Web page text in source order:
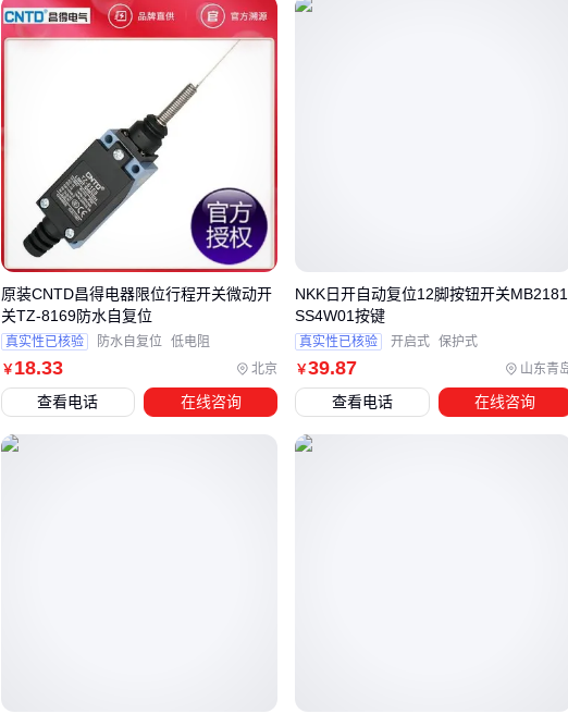
当6k7g电子管库存不足或应用场景存在特殊需求时，合理选择
替代型号能有效降低采购风险。关键在于理解不同后缀型号的
6k7m通常具有更宽的工作温度范围，适合环境温度波动较大
的工业设备
6k7gt在音频放大电路中表现更稳定，但需要配套更高精度的
稳压电路
12ax7系列虽然参数差异明显，但在某些前级放大场景中可
选择替代型号时需要特别注意管脚定义和供电电压的兼容性。
部分6k7系列子型号虽然外形相似，但内部栅极结构差异可能
致在高压电路中工作不稳定。建议先对照原设备电路图确认关
键参数匹配度，再考虑物理尺寸和散热要求的适配。
￥ 18.33 北京
原装CNTD昌得电器限位行程开关微动开
关TZ-8169防水自复位
真实性已核验 防水自复位 低电阻
查看电话 在线咨询
￥39.87 山东青
NKK日开自动复位12脚按钮开关MB2181
SS4W01按键
真实性已核验 开启式 保护式
查看电话 在线咨询